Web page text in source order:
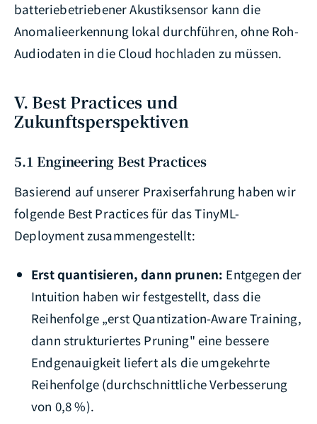
batteriebetriebener Akustiksensor kann die
Anomalieerkennung lokal durchführen, ohne Roh-
Audiodaten in die Cloud hochladen zu müssen.
V. Best Practices und
Zukunftsperspektiven
5.1 Engineering Best Practices
Basierend auf unserer Praxiserfahrung haben wir
folgende Best Practices für das TinyML-
Deployment zusammengestellt:
Erst quantisieren, dann prunen: Entgegen der
Intuition haben wir festgestellt, dass die
Reihenfolge „erst Quantization-Aware Training,
dann strukturiertes Pruning" eine bessere
Endgenauigkeit liefert als die umgekehrte
Reihenfolge (durchschnittliche Verbesserung
von 0,8 %).